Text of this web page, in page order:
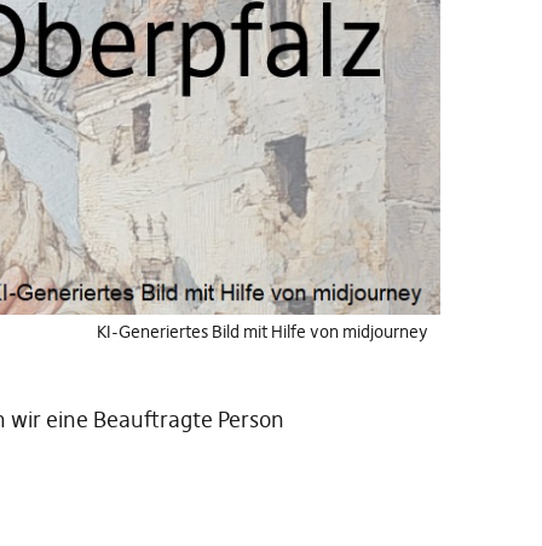
KI-Generiertes Bild mit Hilfe von midjourney
wir eine Beauftragte Person